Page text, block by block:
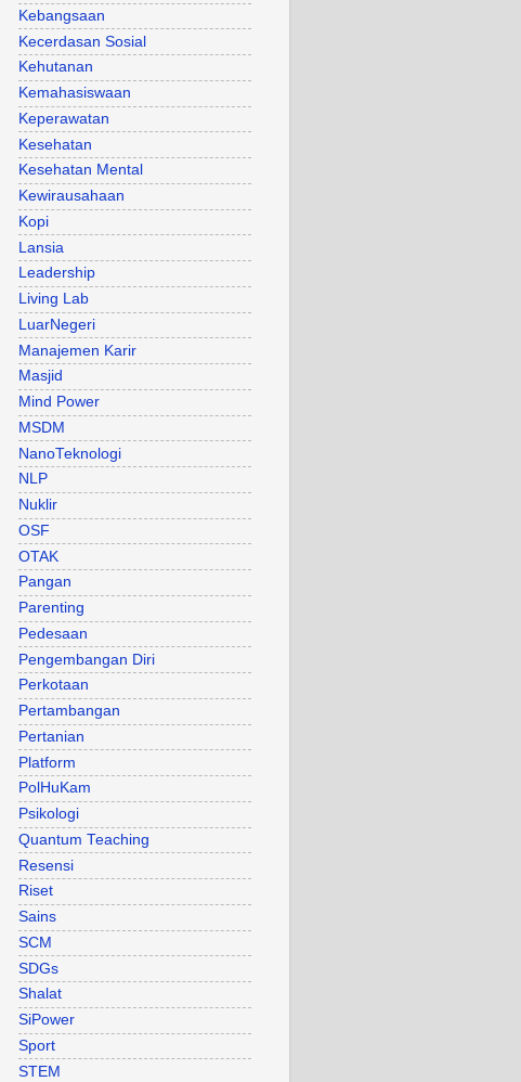
Kebangsaan
Kecerdasan Sosial
Kehutanan
Kemahasiswaan
Keperawatan
Kesehatan
Kesehatan Mental
Kewirausahaan
Kopi
Lansia
Leadership
Living Lab
LuarNegeri
Manajemen Karir
Masjid
Mind Power
MSDM
NanoTeknologi
NLP
Nuklir
OSF
OTAK
Pangan
Parenting
Pedesaan
Pengembangan Diri
Perkotaan
Pertambangan
Pertanian
Platform
PolHuKam
Psikologi
Quantum Teaching
Resensi
Riset
Sains
SCM
SDGs
Shalat
SiPower
Sport
STEM